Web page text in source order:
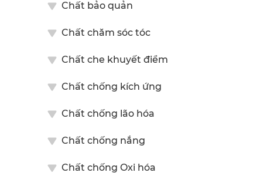
Chất bảo quản
Chất chăm sóc tóc
Chất che khuyết điểm
Chất chống kích ứng
Chất chống lão hóa
Chất chống nắng
Chất chống Oxi hóa